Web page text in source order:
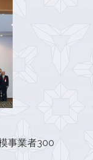
事業者300